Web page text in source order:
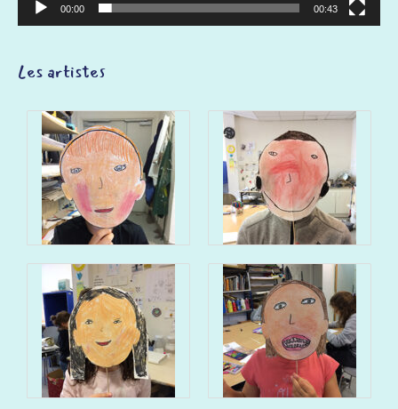
00:00 00:43
Les artistes